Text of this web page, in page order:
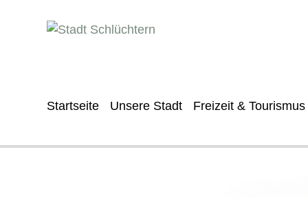
Startseite Unsere Stadt Freizeit & Tourismus